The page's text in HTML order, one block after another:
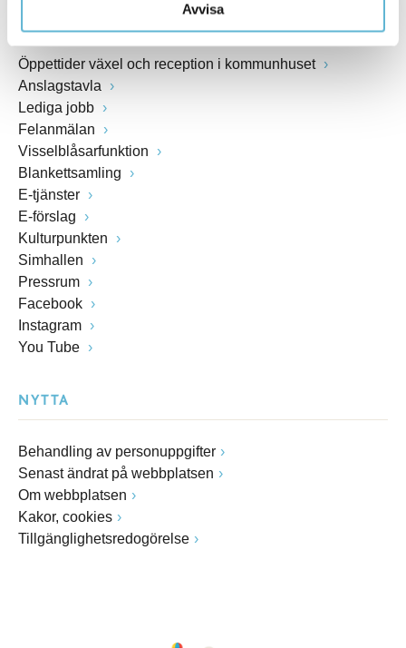
Avvisa
Öppettider växel och reception i kommunhuset
Anslagstavla
Lediga jobb
Felanmälan
Visselblåsarfunktion
Blankettsamling
E-tjänster
E-förslag
Kulturpunkten
Simhallen
Pressrum
Facebook
Instagram
You Tube
NYTTA
Behandling av personuppgifter
Senast ändrat på webbplatsen
Om webbplatsen
Kakor, cookies
Tillgänglighetsredogörelse